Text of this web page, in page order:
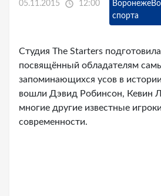
05.11.2015 12:00
Воронеже
спорта
Студия The Starters
посвящённый обладателям
запоминающихся усов в
вошли Дэвид Робинсон, Кевин
многие другие известные
современности.